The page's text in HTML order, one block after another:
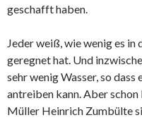
geschafft haben.
Jeder weiß, wie wenig es
geregnet hat. Und
sehr wenig Wasser, so
antreiben kann. Aber
Müller Heinrich Zumbülte